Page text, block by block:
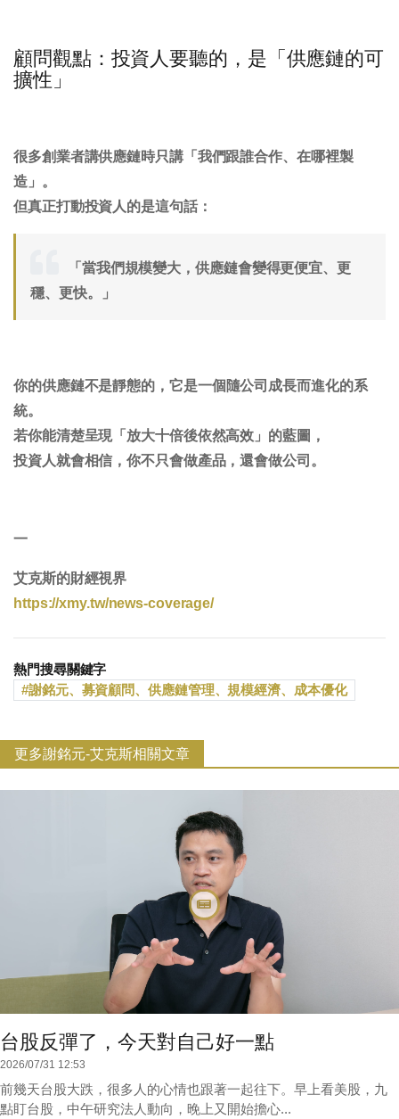
顧問觀點：投資人要聽的，是「供應鏈的可
擴性」
很多創業者講供應鏈時只講「我們跟誰合作、在哪裡製
造」。
但真正打動投資人的是這句話：
「當我們規模變大，供應鏈會變得更便宜、更
穩、更快。」
你的供應鏈不是靜態的，它是一個 隨公司成長而進化的系
統。
若你能清楚呈現「放大十倍後依然高效」的藍圖，
投資人就會相信，你不只會做產品，還會做公司。
一
艾克斯的財經視界
https://xmy.tw/news-coverage/
熱門搜尋關鍵字
謝銘元、募資顧問、供應鏈管理、規模經濟、成本優化
更多謝銘元-艾克斯相關文章
台股反彈了，今天對自己好一點
2026/07/31 12:53
前幾天台股大跌，很多人的心情也跟著一起往下。早上看美股，九
點盯台股，中午研究法人動向，晚上又開始擔心...